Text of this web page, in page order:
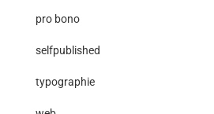
pro bono
selfpublished
typographie